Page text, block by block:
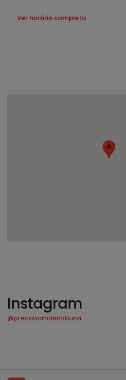
Ver horário completo
Instagram
@precobomdeitabuna